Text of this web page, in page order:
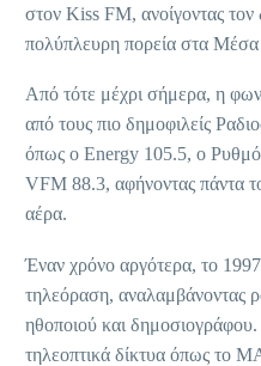
στον Kiss FM, ανοίγοντας τον
πολύπλευρη πορεία στα
Από τότε μέχρι σήμερα, η
από τους πιο δημοφιλείς
όπως ο Energy 105.5, ο
VFM 88.3, αφήνοντας πάντα
αέρα.
Έναν χρόνο αργότερα, το
τηλεόραση, αναλαμβάνοντας
ηθοποιού και
τηλεοπτικά δίκτυα όπως το